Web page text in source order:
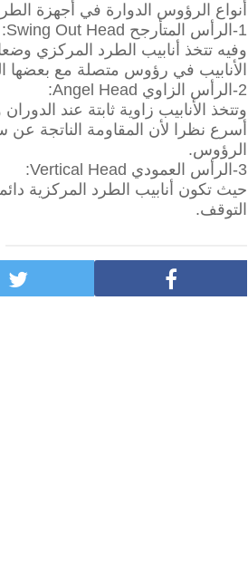
أنواع الرؤوس الدوارة في أجهزة
1-الرأس المتأرجح Swing Out Head:
وفيه تتخذ أنابيب الطرد المركزي
الأنابيب في رؤوس متصلة مع
2-الرأس الزاوي Angel Head:
وتتخذ الأنابيب زاوية ثابتة عند
أسرع نظرا لأن المقاومة الناتجة
الرؤوس.
3-الرأس العمودي Vertical Head:
حيث تكون أنابيب الطرد المركزية
التوقف.